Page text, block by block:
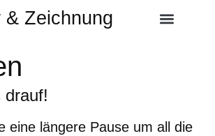
Zeichnung
drauf!
eine längere Pause um all die